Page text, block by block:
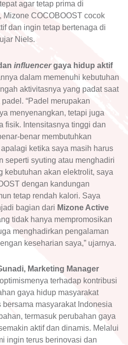
agar tetap prima di
Mizone COCOBOOST cocok
dan ingin tetap bertenaga di
Niels.
influencergaya hidup aktif
dalam memenuhi kebutuhan
aktivitasnya yang padat saat
“Padel merupakan
menyenangkan, tetapi juga
fisik. Intensitasnya tinggi dan
benar membutuhkan
ketika saya masih harus
seperti syuting atau menghadiri
kebutuhan akan elektrolit, saya
dengan kandungan
tetap rendah kalori. Saya
bagian dari Mizone Active
tidak hanya mempromosikan
menghadirkan pengalaman
keseharian saya,” ujarnya.
Marketing Manager
terhadap kontribusi
gaya hidup masyarakat
bersama masyarakat Indonesia
termasuk perubahan gaya
aktif dan dinamis. Melalui
ingin terus berinovasi dan